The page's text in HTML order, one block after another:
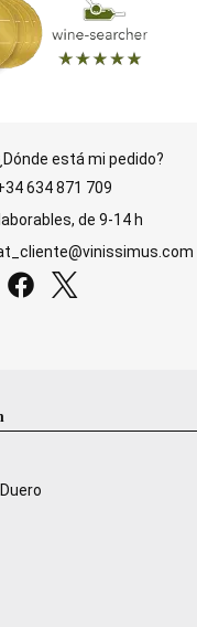
está mi pedido?
634 871 709
laborables, de 9-14 h